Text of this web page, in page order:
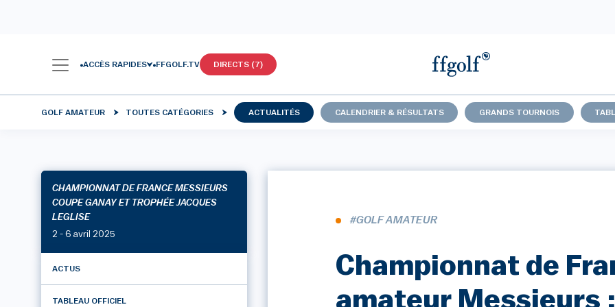
ACCÈS RAPIDES FFGOLF.TV DIRECTS (7)
GOLF AMATEUR TOUTES CATÉGORIES ACTUALITÉS CALENDRIER & RÉSULTATS GRANDS TOURNOIS
CHAMPIONNAT DE FRANCE MESSIEURS
COUPE GANAY ET TROPHÉE JACQUES
LEGLISE
2 - 6 avril 2025
ACTUS
TABLEAU OFFICIEL
#GOLF AMATEUR
Championnat de
amateur Messieurs